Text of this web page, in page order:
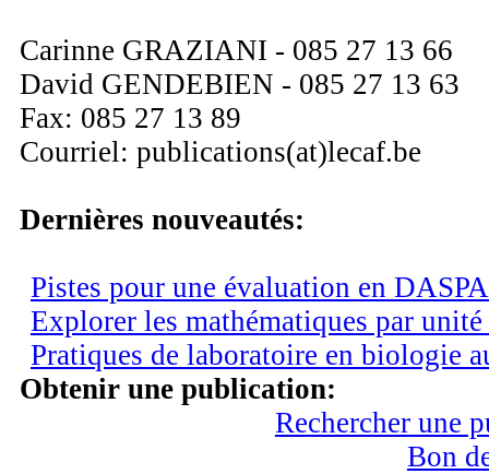
Carinne GRAZIANI - 085 27 13 66
David GENDEBIEN - 085 27 13 63
Fax: 085 27 13 89
Courriel: publications(at)lecaf.be
Dernières nouveautés:
Pistes pour une évaluation en DASPA
Explorer les mathématiques par
Pratiques de laboratoire en biologie
Obtenir une publication:
Rechercher une
Bon